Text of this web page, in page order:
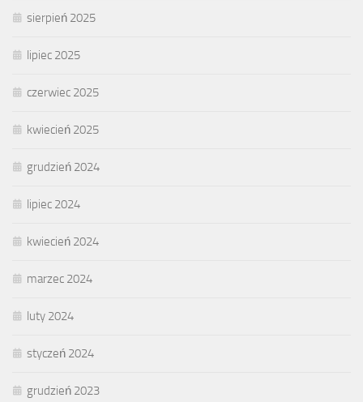
sierpień 2025
lipiec 2025
czerwiec 2025
kwiecień 2025
grudzień 2024
lipiec 2024
kwiecień 2024
marzec 2024
luty 2024
styczeń 2024
grudzień 2023